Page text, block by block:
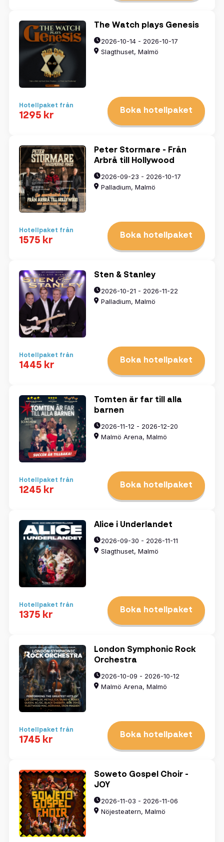
Välj datum
augusti 2026
mån tis
30 31 1
2
3
4 6
9
10
13 14 15
16
17
23
27
30
3 4 5
Visa resultat
The Watch plays Genesis
2026-10-14 - 2026-10-17
Slagthuset, Malmö
Hotellpaket från
1295 kr Boka hotellpaket
Peter Stormare - Från
Arbrå till Hollywood
2026-09-23 - 2026-10-17
Palladium, Malmö
Hotellpaket från
1575 kr Boka hotellpaket
Sten & Stanley
2026-10-21 - 2026-11-22
Palladium, Malmö
Hotellpaket från
1445 kr Boka hotellpaket
Tomten är far till alla
barnen
2026-11-12 - 2026-12-20
Malmö Arena, Malmö
Hotellpaket från
1245 kr Boka hotellpaket
Alice i Underlandet
2026-09-30 - 2026-11-11
Slagthuset, Malmö
Hotellpaket från
1375 kr Boka hotellpaket
London Symphonic Rock
Orchestra
2026-10-09 - 2026-10-12
Malmö Arena, Malmö
Hotellpaket från
1745 kr Boka hotellpaket
Soweto Gospel Choir -
JOY
2026-11-03 - 2026-11-06
Nöjesteatern, Malmö